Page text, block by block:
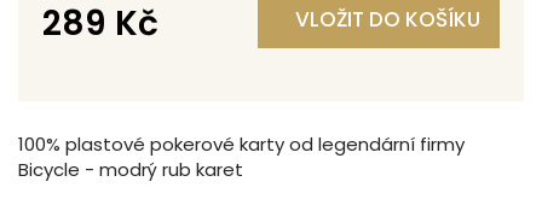
289 Kč VLOŽIT DO KOŠÍKU
100% plastové pokerové karty od legendární firmy
Bicycle - modrý rub karet